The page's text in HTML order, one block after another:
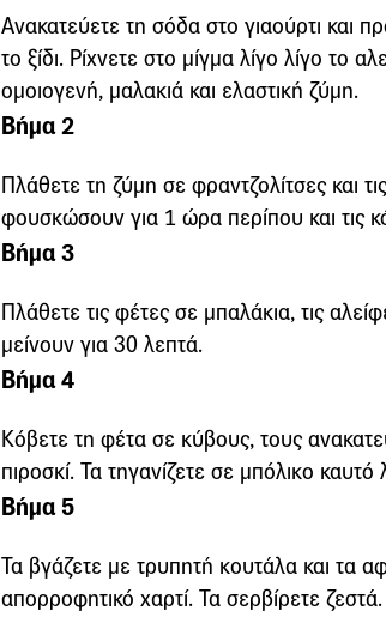
Ανακατεύετε τη σόδα στο γιαούρτι και
το ξίδι. Ρίχνετε στο μίγμα λίγο λίγο το
ομοιογενή, μαλακιά και ελαστική ζύμη.
Βήμα 2
Πλάθετε τη ζύμη σε φραντζολίτσες και
φουσκώσουν για 1 ώρα περίπου και τις
Βήμα 3
Πλάθετε τις φέτες σε μπαλάκια, τις
μείνουν για 30 λεπτά.
Βήμα 4
Κόβετε τη φέτα σε κύβους, τους
πιροσκί. Τα τηγανίζετε σε μπόλικο
Βήμα 5
Τα βγάζετε με τρυπητή κουτάλα και τα
απορροφητικό χαρτί. Τα σερβίρετε ζεστά.